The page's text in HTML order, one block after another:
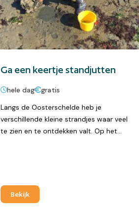
Ga een keertje standjutten
hele dag
gratis
Langs de Oosterschelde heb je
verschillende kleine strandjes waar veel
te zien en te ontdekken valt. Op het
grote kans ook een krab. Op de stenen
zelf groeit ook van alles.
Bekijk